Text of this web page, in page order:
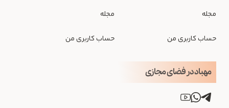
مجله
حساب کاربری من
مجله
حساب کاربری من
مهباد در فضای مجازی